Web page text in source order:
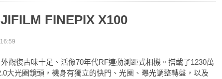
FINEPIX X100
觀復古味十足、活像70年代RF連動測距式相機。搭載了1230萬
大光圈鏡頭，機身有獨立的快門、光圈、曝光調整轉盤，以及